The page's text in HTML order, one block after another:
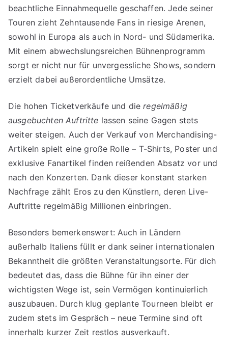
beachtliche Einnahmequelle geschaffen. Jede seiner
Touren zieht Zehntausende Fans in riesige Arenen,
sowohl in Europa als auch in Nord- und Südamerika.
Mit einem abwechslungsreichen Bühnenprogramm
sorgt er nicht nur für unvergessliche Shows, sondern
erzielt dabei außerordentliche Umsätze.
Die hohen Ticketverkäufe und dieregelmäßig
ausgebuchten Auftritte lassen seine Gagen stets
weiter steigen. Auch der Verkauf von Merchandising-
Artikeln spielt eine große Rolle – T-Shirts, Poster und
exklusive Fanartikel finden reißenden Absatz vor und
nach den Konzerten. Dank dieser konstant starken
Nachfrage zählt Eros zu den Künstlern, deren Live-
Auftritte regelmäßig Millionen einbringen.
Besonders bemerkenswert: Auch in Ländern
außerhalb Italiens füllt er dank seiner internationalen
Bekanntheit die größten Veranstaltungsorte. Für dich
bedeutet das, dass die Bühne für ihn einer der
wichtigsten Wege ist, sein Vermögen kontinuierlich
auszubauen. Durch klug geplante Tourneen bleibt er
zudem stets im Gespräch – neue Termine sind oft
innerhalb kurzer Zeit restlos ausverkauft.